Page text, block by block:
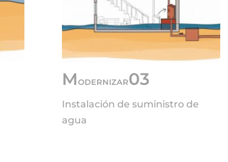
MODERNIZAR03
Instalación de suministro de
agua